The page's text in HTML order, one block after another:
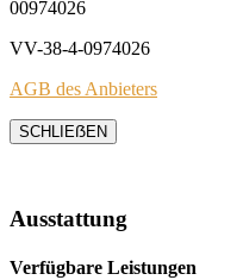
00974026
VV-38-4-0974026
AGB des Anbieters
SCHLIEẞEN
Ausstattung
Verfügbare Leistungen